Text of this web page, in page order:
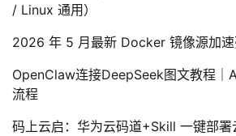
/ Linux 通用）
2026 年 5 月最新 Docker 镜像源加速
OpenClaw连接DeepSeek图文教程｜
流程
码上云启：华为云码道+Skill 一键部